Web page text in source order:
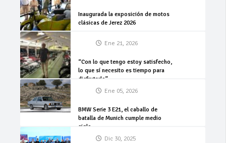
Inaugurada la exposición de motos
clásicas de Jerez 2026
Ene 21, 2026
“Con lo que tengo estoy satisfecho,
lo que sí necesito es tiempo para
disfrutarlo”
Ene 05, 2026
BMW Serie 3 E21, el caballo de
batalla de Munich cumple medio
siglo
Dic 30, 2025